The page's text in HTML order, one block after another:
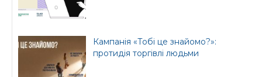
Кампанія «Тобі це знайомо?»:
протидія торгівлі людьми